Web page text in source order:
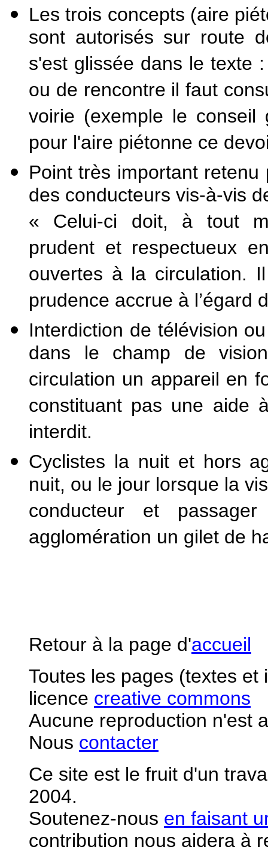
Les trois concepts (aire
sont autorisés sur route
s'est glissée dans le texte
ou de rencontre il faut
voirie (exemple le
pour l'aire piétonne ce
Point très important
des conducteurs vis-à-vis
« Celui-ci doit, à tout
prudent et respectueux
ouvertes à la circulation.
prudence accrue à l’égard
Interdiction de télévision
dans le champ de
circulation un appareil en
constituant pas une aide
interdit.
Cyclistes la nuit et hors
nuit, ou le jour lorsque la
conducteur et
agglomération un gilet de
Retour à la page d'accueil
Toutes les pages (textes
licence creative commons
Aucune reproduction n'est
Nous contacter
Ce site est le fruit d'un
2004.
Soutenez-nous en faisant
contribution nous aidera à